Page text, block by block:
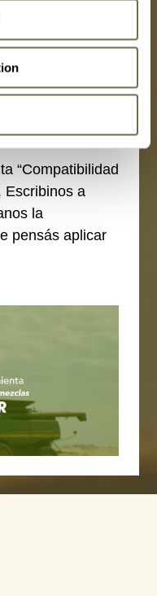
de
“Compatibilidad
Escribinos a
la
pensás aplicar